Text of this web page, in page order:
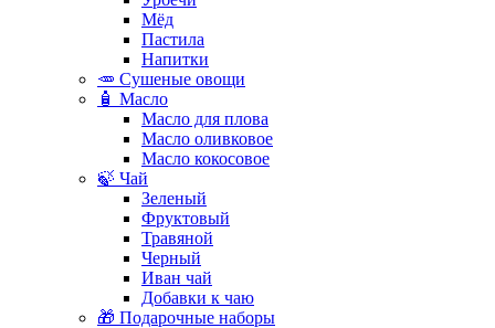
Мёд
Пастила
Напитки
🥕 Сушеные овощи
🧴 Масло
Масло для плова
Масло оливковое
Масло кокосовое
🍃 Чай
Зеленый
Фруктовый
Травяной
Черный
Иван чай
Добавки к чаю
🎁 Подарочные наборы